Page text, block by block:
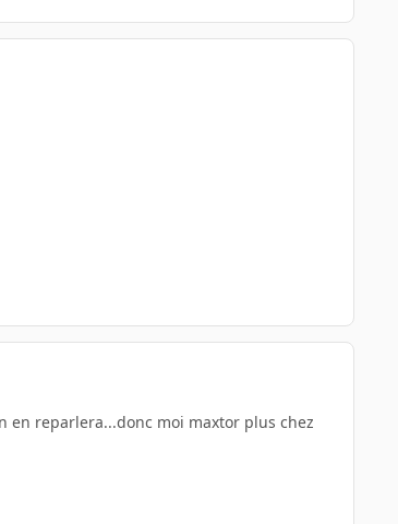
en reparlera...donc moi maxtor plus chez